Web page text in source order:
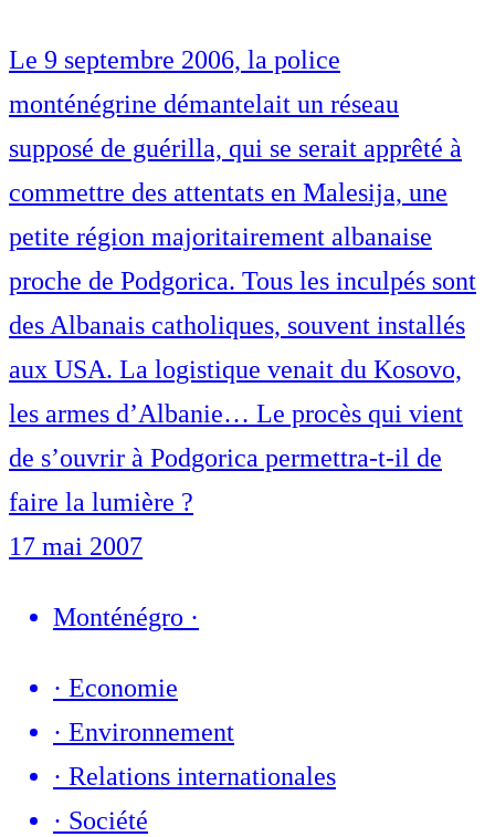
Le 9 septembre 2006, la police
monténégrine démantelait un réseau
supposé de guérilla, qui se serait apprêté à
commettre des attentats en Malesija, une
petite région majoritairement albanaise
proche de Podgorica. Tous les inculpés sont
des Albanais catholiques, souvent installés
aux USA. La logistique venait du Kosovo,
les armes d’Albanie… Le procès qui vient
de s’ouvrir à Podgorica permettra-t-il de
faire la lumière ?
17 mai 2007
Monténégro ·
· Economie
· Environnement
· Relations internationales
· Société